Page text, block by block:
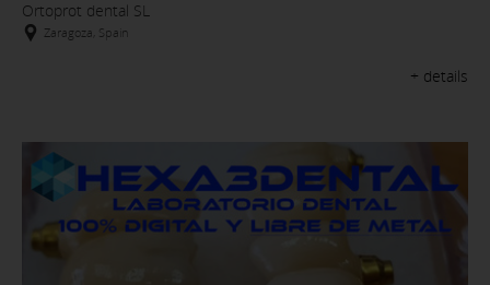
Ortoprot dental SL
Zaragoza, Spain
+ details